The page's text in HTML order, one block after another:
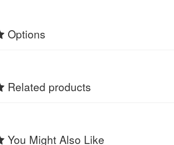
Options
Related products
You Might Also Like